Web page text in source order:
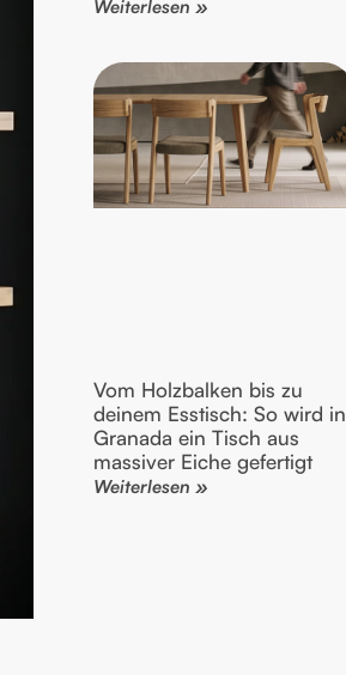
Weiterlesen »
Vom Holzbalken bis zu
deinem Esstisch: So wird in
Granada ein Tisch aus
massiver Eiche gefertigt
Weiterlesen »